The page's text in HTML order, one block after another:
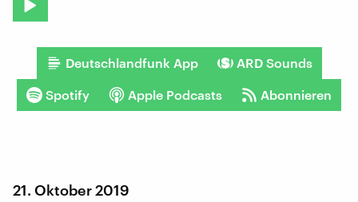
Deutschlandfunk App ARD Sounds
Spotify Apple Podcasts Abonnieren
21. Oktober 2019